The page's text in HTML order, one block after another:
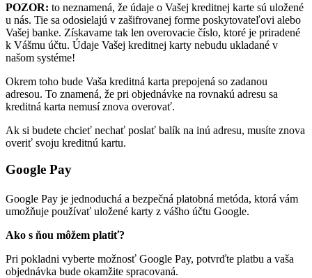
POZOR: to neznamená, že údaje o Vašej kreditnej karte sú uložené
u nás. Tie sa odosielajú v zašifrovanej forme poskytovateľovi alebo
Vašej banke. Získavame tak len overovacie číslo, ktoré je priradené
k Vášmu účtu. Údaje Vašej kreditnej karty nebudu ukladané v
našom systéme!
Okrem toho bude Vaša kreditná karta prepojená so zadanou
adresou. To znamená, že pri objednávke na rovnakú adresu sa
kreditná karta nemusí znova overovať.
Ak si budete chcieť nechať poslať balík na inú adresu, musíte znova
overiť svoju kreditnú kartu.
Google Pay
Google Pay je jednoduchá a bezpečná platobná metóda, ktorá vám
umožňuje používať uložené karty z vášho účtu Google.
Ako s ňou môžem platiť?
Pri pokladni vyberte možnosť Google Pay, potvrďte platbu a vaša
objednávka bude okamžite spracovaná.